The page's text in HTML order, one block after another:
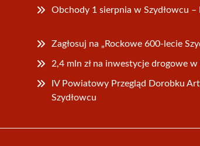
Obchody 1 sierpnia w Szydłowcu
Zagłosuj na „Rockowe 600-lecie
2,4 mln zł na inwestycje drogowe w
IV Powiatowy Przegląd Dorobku
Szydłowcu